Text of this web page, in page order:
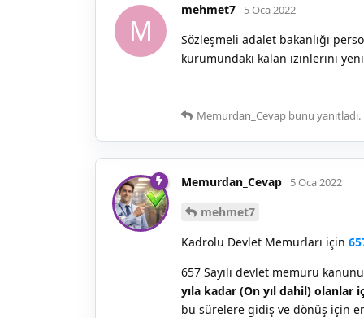
M
mehmet7 5 Oca 2022
Sözleşmeli adalet bakanlığı
kurumundaki kalan izinlerini
Memurdan_Cevap bunu yanıtladı.
Memurdan_Cevap 5 Oca 2022
mehmet7
Kadrolu Devlet Memurları için
657 Sayılı devlet memuru
yıla kadar (On yıl dahil)
bu sürelere gidiş ve dönüş için